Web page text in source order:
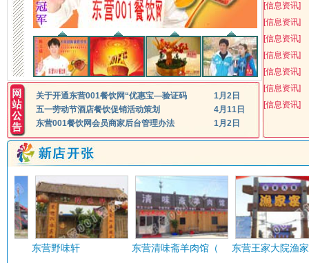
锦华-锦苑小区
垦利县
聊城路 庐山路
无
南一路 南二路
无
清河路
廣囍饭店 高朋轩湘菜馆
盖氏庄园生态园
河丰园鱼馆 鸿丰饺子城
黑土绿之源 红屋牛排
好味道 好邻居、鸡、鱼味道菜
华龙饺子城 环卫火锅鱼
河丰园鱼馆东城店 红火烧烤
好旺角咖啡厅 黄河口镇黄河口生态苑
无
聚星食府 聚源楼海鲜自助
关于开通东营001餐饮网“优惠宝—验证码
1月2日
五一劳动节酒店餐饮促销活动策划
4月11日
东营001餐饮网会员商家后台管理办法
1月2日
[信息资讯]
[信息资讯]
[信息资讯]
[信息资讯]
[信息资讯]
[信息资讯]
[信息资讯]
东营野味轩 东营清味斋羊肉馆（ 东营王家大院渔家宴